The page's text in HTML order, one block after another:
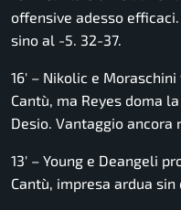
offensive adesso
sino al -5. 32-37.
16′ – Nikolic e
Cantù, ma Reyes doma
Desio. Vantaggio
13′ – Young e Deangeli
Cantù, impresa ardua sin